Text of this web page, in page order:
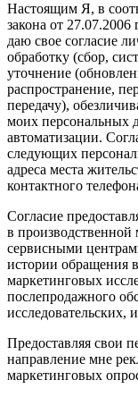
Настоящим Я, в
закона от
даю свое согласие
обработку (сбор,
уточнение
распространение,
передачу),
моих персональных
автоматизации.
следующих
адреса места
контактного
Согласие
в
сервисными
истории обращения
маркетинговых
послепродажного
Предоставляя свои
направление мне
маркетинговых